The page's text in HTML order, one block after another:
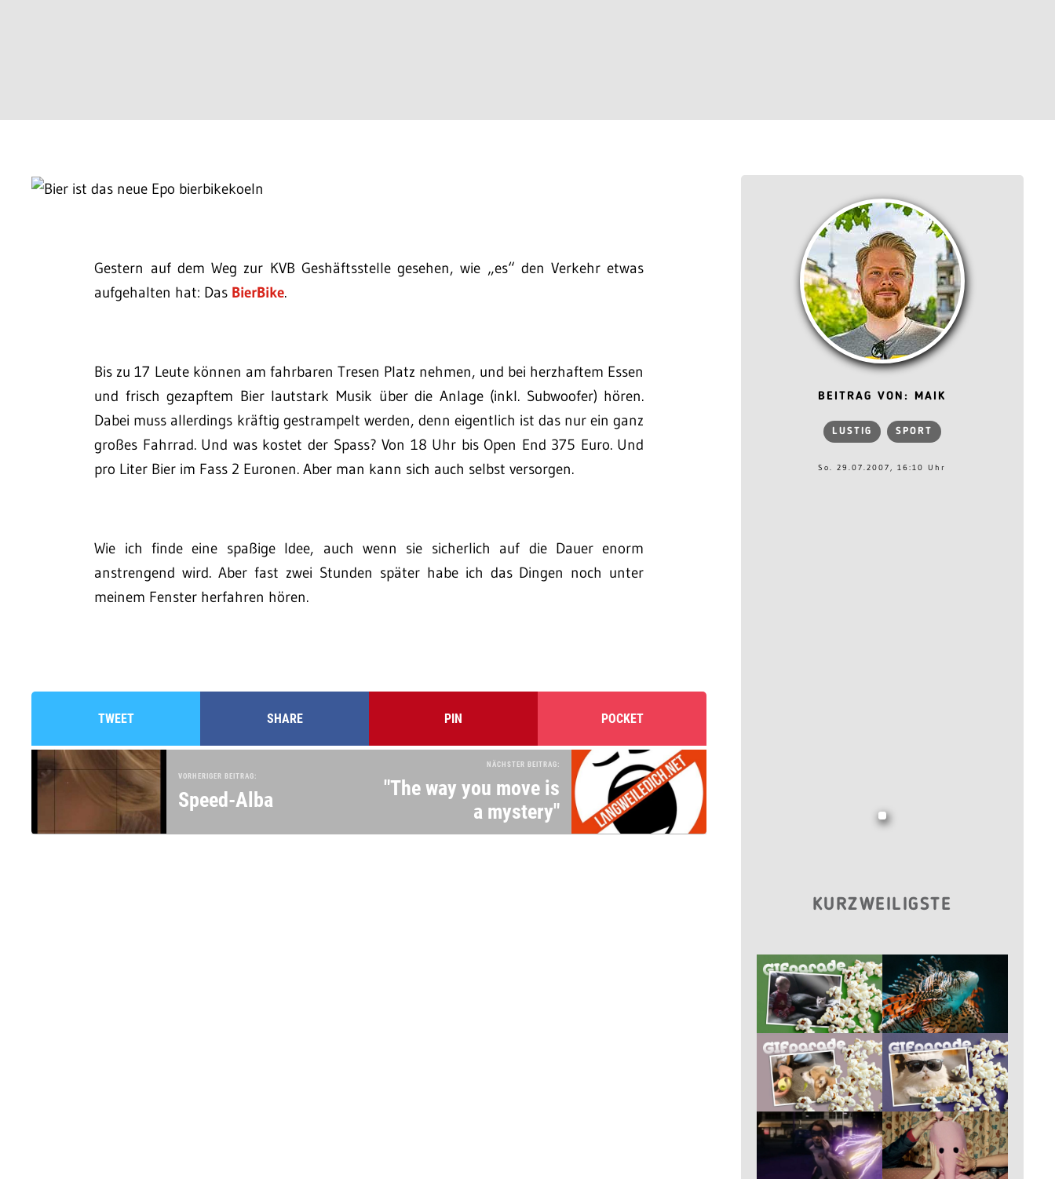
Gestern auf dem Weg zur KVB Geshäftsstelle gesehen, wie „es“ den Verkehr etwas
aufgehalten hat: Das BierBike.
Bis zu 17 Leute können am fahrbaren Tresen Platz nehmen, und bei herzhaftem Essen
und frisch gezapftem Bier lautstark Musik über die Anlage (inkl. Subwoofer) hören.
Dabei muss allerdings kräftig gestrampelt werden, denn eigentlich ist das nur ein ganz
großes Fahrrad. Und was kostet der Spass? Von 18 Uhr bis Open End 375 Euro. Und
pro Liter Bier im Fass 2 Euronen. Aber man kann sich auch selbst versorgen.
Wie ich finde eine spaßige Idee, auch wenn sie sicherlich auf die Dauer enorm
anstrengend wird. Aber fast zwei Stunden später habe ich das Dingen noch unter
meinem Fenster herfahren hören.
TWEET SHARE PIN POCKET
VORHERIGER BEITRAG:
Speed-Alba
NÄCHSTER BEITRAG:
"The way you move is
a mystery"
BEITRAG VON: MAIK
LUSTIG SPORT
So. 29.07.2007, 16:10 Uhr
KURZWEILIGSTE